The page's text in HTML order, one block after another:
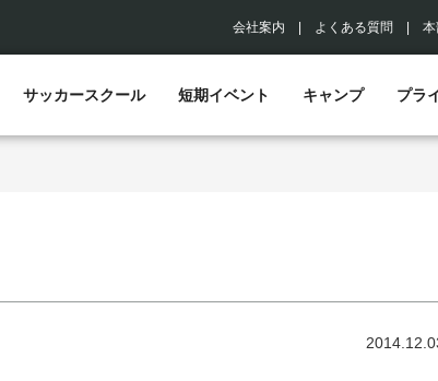
会社案内 よくある質問
サッカースクール 短期イベント キャンプ プラ